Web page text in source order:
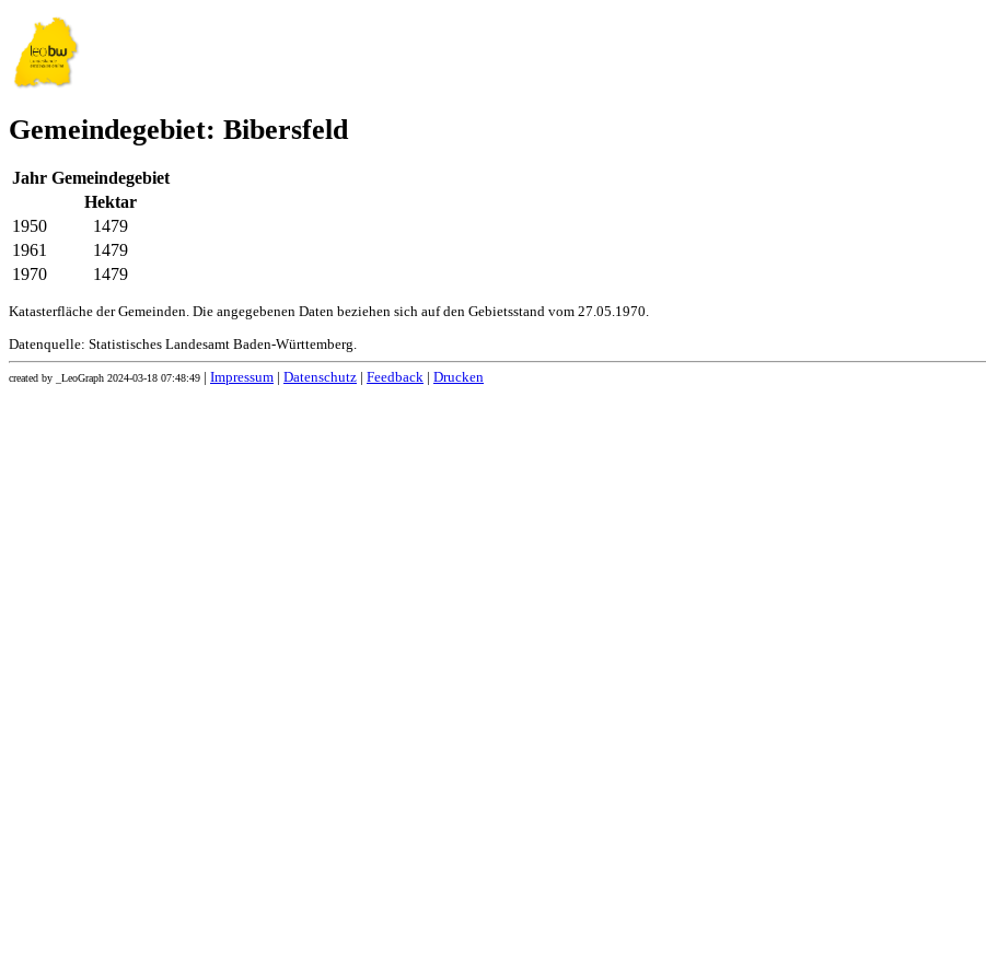
Gemeindegebiet: Bibersfeld
Jahr Gemeindegebiet
Hektar
1950
1479
1961
1479
1970
1479
Katasterfläche der Gemeinden. Die angegebenen Daten beziehen sich auf den Gebietsstand vom 27.05.1970.
Datenquelle: Statistisches Landesamt Baden-Württemberg.
created by _LeoGraph 2024-03-18 07:48:49 Impressum Datenschutz Feedback Drucken